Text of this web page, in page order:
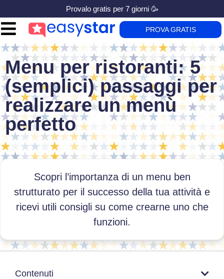
Provalo gratis per 7 giorni 🥳
PROVA GRATIS
Menu per ristoranti: 5
(semplici) passaggi per
realizzare un menù
perfetto
Scopri l’importanza di un menu ben
strutturato per il successo della tua attività e
ricevi utili consigli su come crearne uno che
funzioni.
Contenuti